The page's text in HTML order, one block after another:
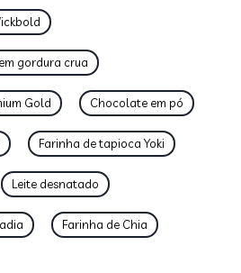
gordura crua
Gold Chocolate em pó
Farinha de tapioca Yoki
Leite desnatado
Farinha de Chia